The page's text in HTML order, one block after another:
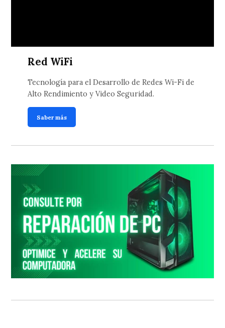
Red WiFi
Tecnología para el Desarrollo de Redes Wi-Fi de
Alto Rendimiento y Video Seguridad.
Saber más